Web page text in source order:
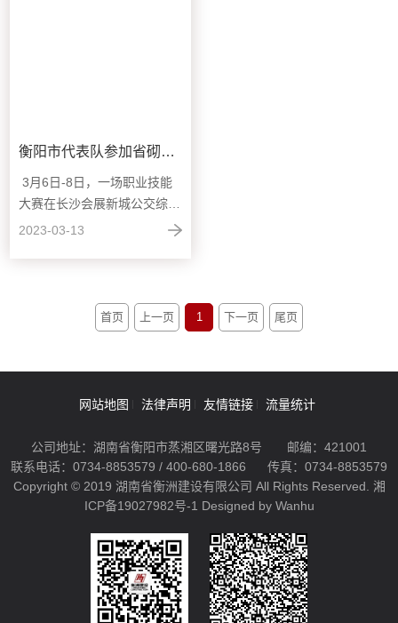
衡阳市代表队参加省砌筑工比赛勇夺佳绩
3月6日-8日，一场职业技能
大赛在长沙会展新城公交综合
体项目举行，而这场比赛的...
2023-03-13
首页 上一页 1 下一页 尾页
网站地图 法律声明 友情链接 流量统计
公司地址：湖南省衡阳市蒸湘区曙光路8号
邮编：421001
联系电话：0734-8853579 / 400-680-1866
传真：0734-8853579
Copyright © 2019 湖南省衡洲建设有限公司 All Rights Reserved. 湘
ICP备19027982号-1 Designed by Wanhu